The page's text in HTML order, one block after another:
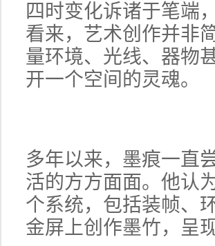
四时变化诉诸于笔端
看来，艺术创作并非
量环境、光线、器物
开一个空间的灵魂。
多年以来，墨痕一直
活的方方面面。他认
个系统，包括装帧、
金屏上创作墨竹，呈